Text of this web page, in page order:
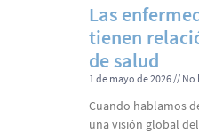
Las
tienen
de salud
1 de mayo de 2026 No
Cuando hablamos
una visión global